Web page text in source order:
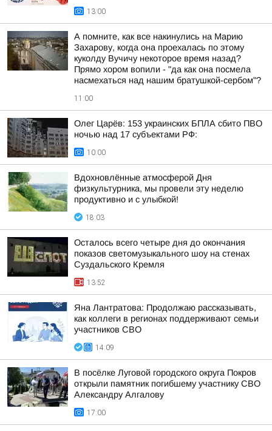
13:00
А помните, как все накинулись на Марию
Захарову, когда она проехалась по этому
куколду Вучичу некоторое время назад?
Прямо хором вопили - "да как она посмела
насмехаться над нашим братушкой-сербом"?
11:00
Олег Царёв: 153 украинских БПЛА сбито ПВО
ночью над 17 субъектами РФ:
10:00
Вдохновлённые атмосферой Дня
физкультурника, мы провели эту неделю
продуктивно и с улыбкой!
18:03
Осталось всего четыре дня до окончания
показов светомузыкального шоу на стенах
Суздальского Кремля
13:52
Яна Лантратова: Продолжаю рассказывать,
как коллеги в регионах поддерживают семьи
участников СВО
14:09
В посёлке Луговой городского округа Покров
открыли памятник погибшему участнику СВО
Александру Алгалову
17:00